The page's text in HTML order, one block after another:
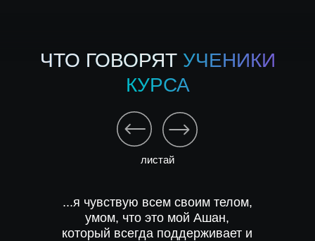
ЧТО ГОВОРЯТ УЧЕНИКИ
КУРСА
листай
...я чувствую всем своим телом,
умом, что это мой Ашан,
который всегда поддерживает и
ПРОЙДИ ТЕСТ-ДРАЙВ